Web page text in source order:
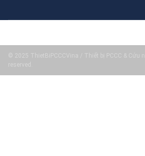
© 2025 ThietBiPCCCVina / Thiết bị PCCC & Cứu
reserved.